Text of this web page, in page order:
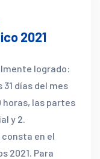
2021
logrado:
31 días del mes
horas, las partes
y 2.
en el
2021. Para